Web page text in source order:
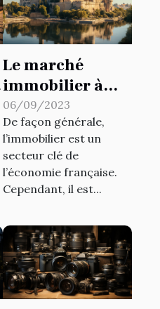
Le marché
immobilier à
Avignon: une
analyse
économique
06/09/2023
De façon générale,
l’immobilier est un
secteur clé de
l’économie française.
Cependant, il est...